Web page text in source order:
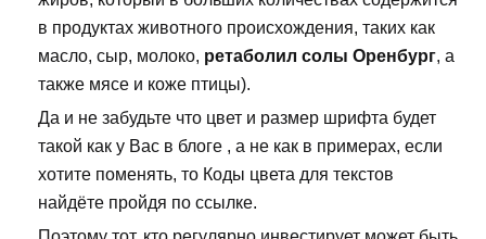
в продуктах животного происхождения, таких как
масло, сыр, молоко, ретаболил солы Оренбург, а
также мясе и коже птицы).
Да и не забудьте что цвет и размер шрифта будет
такой как у Вас в блоге , а не как в примерах, если
хотите поменять, то Коды цвета для текстов
найдёте пройдя по ссылке.